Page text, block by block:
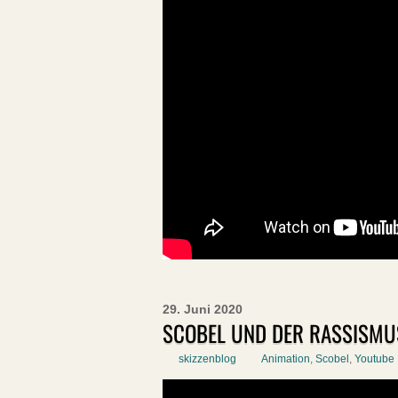
29. Juni 2020
SCOBEL UND DER
skizzenblog Animation, Scobel , Youtube